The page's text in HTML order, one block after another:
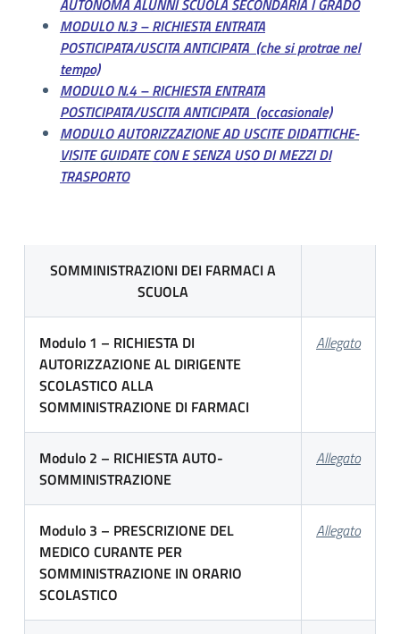
AUTONOMA ALUNNI SCUOLA SECONDARIA I GRADO
MODULO N.3 – RICHIESTA ENTRATA
POSTICIPATA/USCITA ANTICIPATA (che si protrae nel
tempo)
MODULO N.4 – RICHIESTA ENTRATA
POSTICIPATA/USCITA ANTICIPATA (occasionale)
MODULO AUTORIZZAZIONE AD USCITE DIDATTICHE-
VISITE GUIDATE CON E SENZA USO DI MEZZI DI
TRASPORTO
SOMMINISTRAZIONI DEI FARMACI A
SCUOLA
Modulo 1 – RICHIESTA DI
AUTORIZZAZIONE AL DIRIGENTE
SCOLASTICO ALLA
SOMMINISTRAZIONE DI FARMACI
Allegato
Modulo 2 – RICHIESTA AUTO-
SOMMINISTRAZIONE
Allegato
Modulo 3 – PRESCRIZIONE DEL
MEDICO CURANTE PER
SOMMINISTRAZIONE IN ORARIO
SCOLASTICO
Allegato